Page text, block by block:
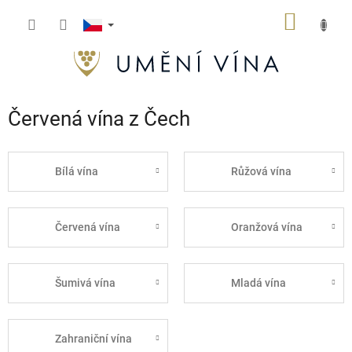
Červená vína z Čech
Bílá vína Růžová vína
Červená vína Oranžová vína
Šumivá vína Mladá vína
Zahraniční vína